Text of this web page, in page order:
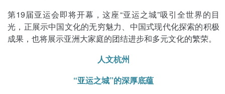
第19届亚运会即将开幕，这座“亚运之城”吸引全世界的目
光，正展示中国文化的无穷魅力、中国式现代化探索的积极
成果，也将展示亚洲大家庭的团结进步和多元文化的繁荣。
人文杭州
“亚运之城”的深厚底蕴